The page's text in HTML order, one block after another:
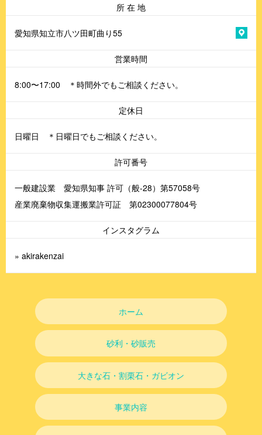
所 在 地
愛知県知立市八ツ田町曲り55
営業時間
8:00〜17:00 ＊時間外でもご相談ください。
定休日
日曜日 ＊日曜日でもご相談ください。
許可番号
一般建設業 愛知県知事 許可（般-28）第57058号
産業廃棄物収集運搬業許可証 第02300077804号
インスタグラム
» akirakenzai
ホーム
砂利・砂販売
大きな石・割栗石・ガビオン
事業内容